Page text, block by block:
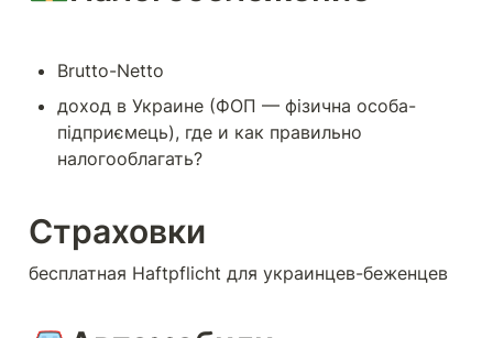
Brutto-Netto
доход в Украине (ФОП — фізична особа-
підприємець), где и как правильно
Страховки
бесплатная Haftpflicht для украинцев-беженцев